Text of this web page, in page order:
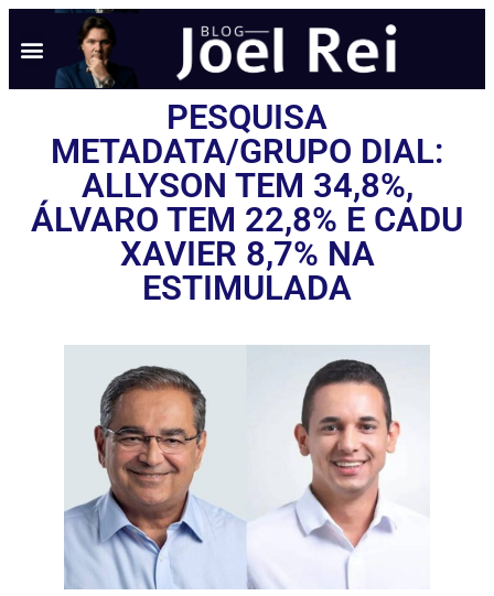
PESQUISA
METADATA/GRUPO DIAL:
ALLYSON TEM 34,8%,
ÁLVARO TEM 22,8% E CADU
XAVIER 8,7% NA
ESTIMULADA